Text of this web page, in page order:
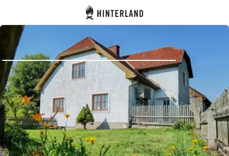
Hinterland
Anmelden
Registrieren
Gastgeber werden